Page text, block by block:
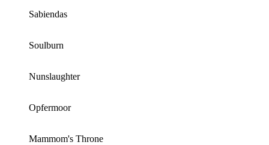
Sabiendas
Soulburn
Nunslaughter
Opfermoor
Mammom's Throne